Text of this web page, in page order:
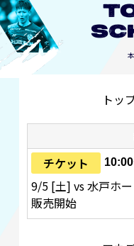
トッ
チケット
9/5 [土] vs 水戸ホ
販売開始